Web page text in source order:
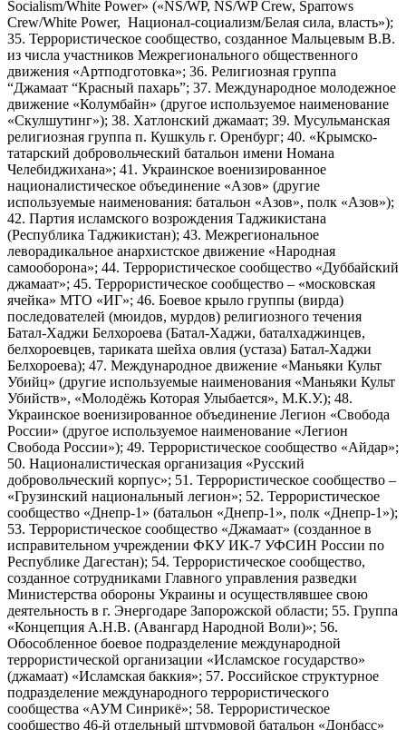
Socialism/White Power» («NS/WP, NS/WP Crew, Sparrows
Crew/White Power, Национал-социализм/Белая сила, власть»);
35. Террористическое сообщество, созданное Мальцевым В.В.
из числа участников Межрегионального общественного
движения «Артподготовка»; 36. Религиозная группа
“Джамаат “Красный пахарь”; 37. Международное молодежное
движение «Колумбайн» (другое используемое наименование
«Скулшутинг»); 38. Хатлонский джамаат; 39. Мусульманская
религиозная группа п. Кушкуль г. Оренбург; 40. «Крымско-
татарский добровольческий батальон имени Номана
Челебиджихана»; 41. Украинское военизированное
националистическое объединение «Азов» (другие
используемые наименования: батальон «Азов», полк «Азов»);
42. Партия исламского возрождения Таджикистана
(Республика Таджикистан); 43. Межрегиональное
леворадикальное анархистское движение «Народная
самооборона»; 44. Террористическое сообщество «Дуббайский
джамаат»; 45. Террористическое сообщество – «московская
ячейка» МТО «ИГ»; 46. Боевое крыло группы (вирда)
последователей (мюидов, мурдов) религиозного течения
Батал-Хаджи Белхороева (Батал-Хаджи, баталхаджинцев,
белхороевцев, тариката шейха овлия (устаза) Батал-Хаджи
Белхороева); 47. Международное движение «Маньяки Культ
Убийц» (другие используемые наименования «Маньяки Культ
Убийств», «Молодёжь Которая Улыбается», М.К.У.); 48.
Украинское военизированное объединение Легион «Свобода
России» (другое используемое наименование «Легион
Свобода России»); 49. Террористическое сообщество «Айдар»;
50. Националистическая организация «Русский
добровольческий корпус»; 51. Террористическое сообщество –
«Грузинский национальный легион»; 52. Террористическое
сообщество «Днепр-1» (батальон «Днепр-1», полк «Днепр-1»);
53. Террористическое сообщество «Джамаат» (созданное в
исправительном учреждении ФКУ ИК-7 УФСИН России по
Республике Дагестан); 54. Террористическое сообщество,
созданное сотрудниками Главного управления разведки
Министерства обороны Украины и осуществлявшее свою
деятельность в г. Энергодаре Запорожской области; 55. Группа
«Концепция А.Н.В. (Авангард Народной Воли)»; 56.
Обособленное боевое подразделение международной
террористической организации «Исламское государство»
(джамаат) «Исламская баккия»; 57. Российское структурное
подразделение международного террористического
сообщества «АУМ Синрикё»; 58. Террористическое
сообщество 46-й отдельный штурмовой батальон «Донбасс»